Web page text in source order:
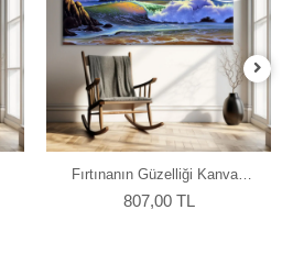
Fırtınanın Güzelliği Kanvas
Tablo
807,00 TL